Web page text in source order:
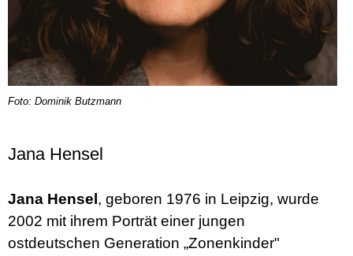
Foto: Dominik Butzmann
Jana Hensel
Jana Hensel , geboren 1976 in Leipzig, wurde
2002 mit ihrem Porträt einer jungen
ostdeutschen Generation „Zonenkinder"